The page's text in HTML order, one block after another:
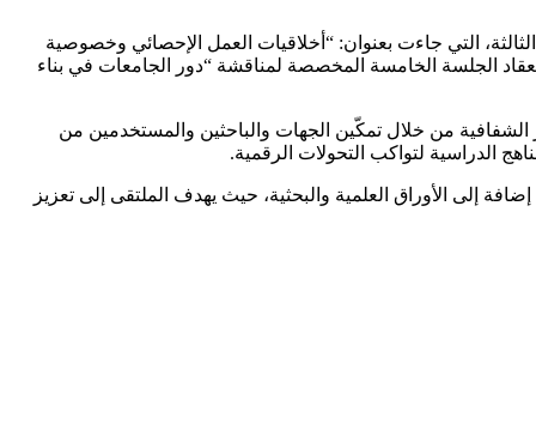
التي جاءت بعنوان: “أخلاقيات العمل الإحصائي وخصوصية
الجلسة الخامسة المخصصة لمناقشة “دور الجامعات في بناء
الشفافية من خلال تمكّين الجهات والباحثين والمستخدمين من
الدراسية لتواكب التحولات الرقمية.
إلى الأوراق العلمية والبحثية، حيث يهدف الملتقى إلى تعزيز